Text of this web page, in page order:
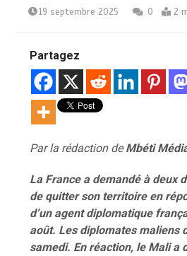
19 septembre 2025 0 2
Partagez
Par la rédaction deMbéti Mé
La France a demandé à deux
de quitter son territoire en
d’un agent diplomatique
août. Les diplomates maliens
samedi. En réaction, le Mali a